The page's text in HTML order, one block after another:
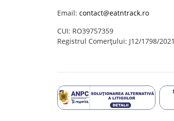
Email: contact@eatntrack.ro
CUI: RO39757359
Registrul Comerțului: J12/1798/2021